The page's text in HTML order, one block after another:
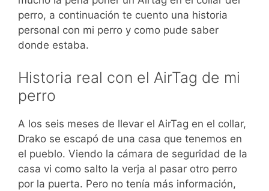
perro, a continuación te cuento una historia
personal con mi perro y como pude saber
donde estaba.
Historia real con el AirTag de mi
perro
A los seis meses de llevar el AirTag en el collar,
Drako se escapó de una casa que tenemos en
el pueblo. Viendo la cámara de seguridad de la
casa vi como salto la verja al pasar otro perro
por la puerta. Pero no tenía más información,